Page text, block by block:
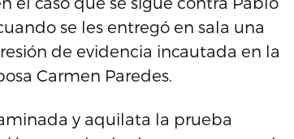
se les entregó en sala una
de evidencia incautada en la
Carmen Paredes.
y aquilata la prueba